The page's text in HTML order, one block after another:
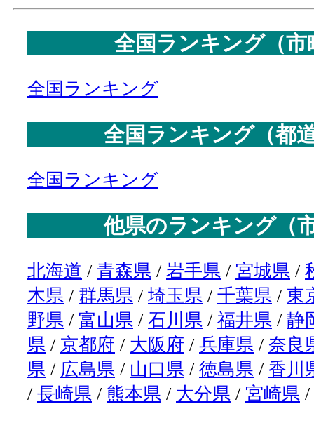
全国ランキング（
全国ランキング
全国ランキング（都
全国ランキング
他県のランキング（
北海道 / 青森県 / 岩手県 / 宮城県 /
木県 / 群馬県 / 埼玉県 / 千葉県 / 東
野県 / 富山県 / 石川県 / 福井県 / 静
県 / 京都府 / 大阪府 / 兵庫県 / 奈良
県 / 広島県 / 山口県 / 徳島県 / 香川
/ 長崎県 / 熊本県 / 大分県 / 宮崎県 /